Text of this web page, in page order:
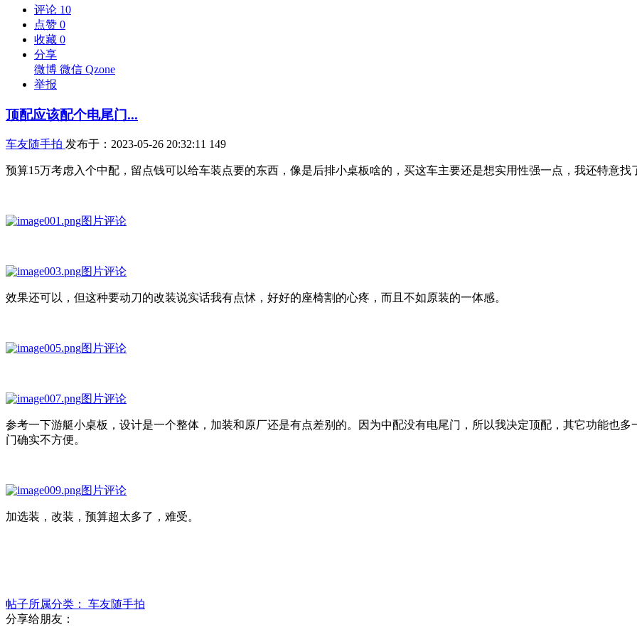
评论 10
点赞 0
收藏 0
分享
微博 微信 Qzone
举报
顶配应该配个电尾门...
车友随手拍 发布于：2023-05-26 20:32:11 149
预算15万考虑入个中配，留点钱可以给车装点要的东西，像是后排小桌板啥的，买这车主要还是想实用性强一点，我还特意找
图片评论
图片评论
效果还可以，但这种要动刀的改装说实话我有点怵，好好的座椅割的心疼，而且不如原装的一体感。
图片评论
图片评论
参考一下游艇小桌板，设计是一个整体，加装和原厂还是有点差别的。因为中配没有电尾门，所以我决定顶配，其它功能也
门确实不方便。
图片评论
加选装，改装，预算超太多了，难受。
帖子所属分类：
车友随手拍
分享给朋友：